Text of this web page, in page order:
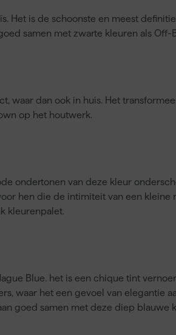
Het is de schoonste en meest
samen met zwarte kleuren als Off-
waar dan ook in huis. Het
op het houtwerk.
ondertonen van deze kleur
hen die de intimiteit van een
kleurenpalet.
Blue. het is een chique tint
waar het een gevoel van elegantie
goed samen met deze diep blauwe